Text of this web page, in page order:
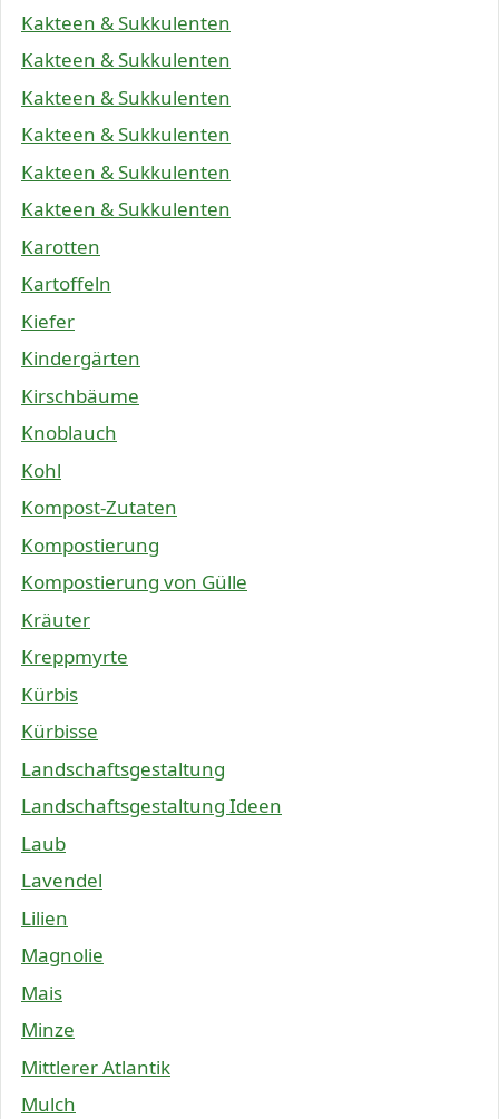
Kakteen & Sukkulenten
Kakteen & Sukkulenten
Kakteen & Sukkulenten
Kakteen & Sukkulenten
Kakteen & Sukkulenten
Kakteen & Sukkulenten
Karotten
Kartoffeln
Kiefer
Kindergärten
Kirschbäume
Knoblauch
Kohl
Kompost-Zutaten
Kompostierung
Kompostierung von Gülle
Kräuter
Kreppmyrte
Kürbis
Kürbisse
Landschaftsgestaltung
Landschaftsgestaltung Ideen
Laub
Lavendel
Lilien
Magnolie
Mais
Minze
Mittlerer Atlantik
Mulch